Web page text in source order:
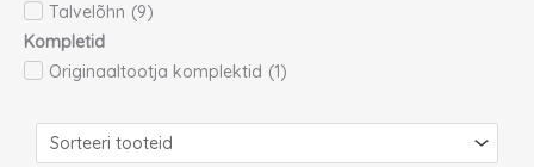
Talvelõhn (9)
Kompletid
Originaaltootja komplektid (1)